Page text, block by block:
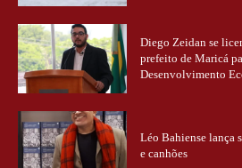
Diego Zeidan se
prefeito de Maricá
Desenvolvimento
Léo Bahiense lança
e canhões